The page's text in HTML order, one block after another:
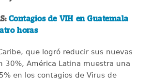
Contagios de VIH en Guatemala
horas
que logró reducir sus nuevas
30%, América Latina muestra una
en los contagios de Virus de